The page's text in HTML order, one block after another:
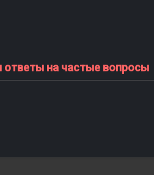
ответы на частые вопросы